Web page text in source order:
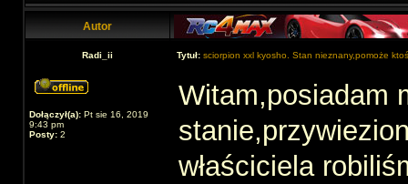
Autor
Radi_ii Tytuł: sciorpion xxl kyosho. Stan nieznany,pomoże
Dołączył(a): Pt sie 16, 2019
9:43 pm
Posty: 2
Witam,posiadam
właściciela